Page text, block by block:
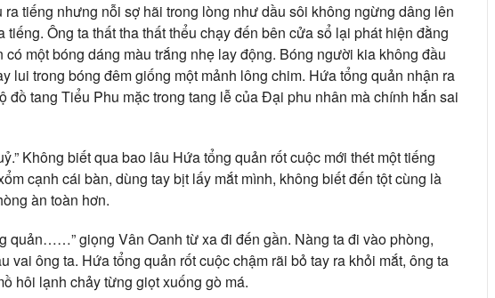
tiếng nhưng nỗi sợ hãi trong lòng như dầu sôi không ngừng dâng lên
tiếng. Ông ta thất tha thất thểu chạy đến bên cửa sổ lại phát hiện đằng
có một bóng dáng màu trắng nhẹ lay động. Bóng người kia không đầu
lui trong bóng đêm giống một mảnh lông chim. Hứa tổng quản nhận ra
đồ tang Tiểu Phu mặc trong tang lễ của Đại phu nhân mà chính hắn sai
Không biết qua bao lâu Hứa tổng quản rốt cuộc mới thét một tiếng
cạnh cái bàn, dùng tay bịt lấy mắt mình, không biết đến tột cùng là
àn toàn hơn.
quản……” giọng Vân Oanh từ xa đi đến gần. Nàng ta đi vào phòng,
vai ông ta. Hứa tổng quản rốt cuộc chậm rãi bỏ tay ra khỏi mắt, ông ta
hôi lạnh chảy từng giọt xuống gò má.